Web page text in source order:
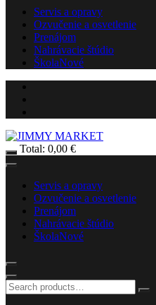
Servis a opravy
Ozvučenie a osvetlenie
Prenájom
Nahrávacie štúdio
ŠkolaNové
Total: 0,00 €
Servis a opravy
Ozvučenie a osvetlenie
Prenájom
Nahrávacie štúdio
ŠkolaNové